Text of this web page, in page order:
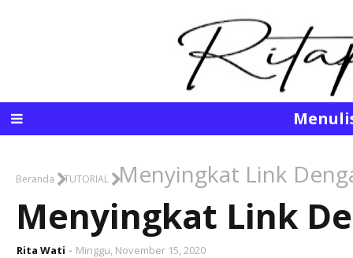
Beranda TUTORIAL Menyingkat Link
Menyingkat Link
Rita Wati Minggu, November 15, 2020